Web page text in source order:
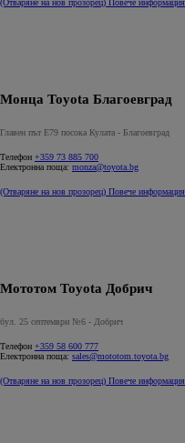
(Отваряне на нов прозорец) Повече информация
Монца Toyota Благоевград
Главен път Е79 посока Кулата - Благоевград
Телефон +359 73 885 700
Електронна поща: monza@toyota.bg
(Отваряне на нов прозорец) Повече информация
Мототом Toyota Добрич
бул. 25 септември №6 - Добрич
Телефон +359 58 600 777
Електронна поща: sales@mototom.toyota.bg
(Отваряне на нов прозорец) Повече информация